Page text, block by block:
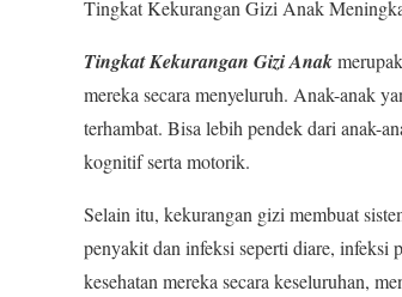
Tingkat Kekurangan Gizi Anak
Tingkat Kekurangan Gizi Anak
mereka secara menyeluruh. Anak-anak
terhambat. Bisa lebih pendek dari anak-
kognitif serta motorik.
Selain itu, kekurangan gizi membuat
penyakit dan infeksi seperti diare, infeksi
kesehatan mereka secara keseluruhan,